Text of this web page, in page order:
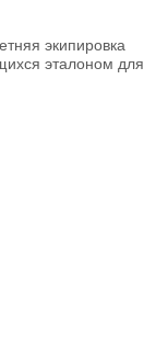
экипировка
эталоном для